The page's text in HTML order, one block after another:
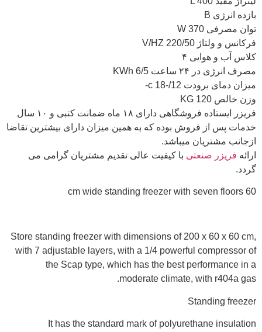
بازده انرژی B
توان مصرفی W 370
فرکانس و ولتاژ V/HZ 220/50
کلاس آب و هوایی ۴
مصرف انرژی در ۲۴ ساعت KWh 6/5
میزان دمای برودت c 18-/12-
وزن خالص KG 120
فریزر ایستاده فروشگاهی دارای ۱۸ ماه ضمانت کتبی و ۱۰ سال
خدمات پس از فروش بوده که به همین میزان دارای بیشترین تقاضا
ازجانب مشتریان میباشد.
ارائه فریزر صنعتی با کیفیت عالی تقدیم مشتریان گرامی می
گردد.
60 cm wide standing freezer with seven floors
Store standing freezer with dimensions of 200 x 60 x 60 cm,
with 7 adjustable layers, with a 1/4 powerful compressor of
the Scap type, which has the best performance in a
moderate climate, with r404a gas.
Standing freezer
It has the standard mark of polyurethane insulation